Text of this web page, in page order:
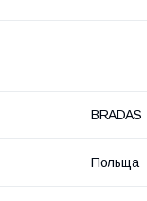
BRADAS
Польща